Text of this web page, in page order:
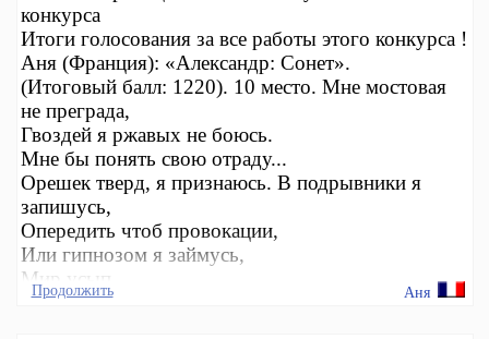
конкурса
Итоги голосования за все работы этого конкурса !
Аня (Франция): «Александр: Сонет».
(Итоговый балл: 1220). 10 место. Мне мостовая
не преграда,
Гвоздей я ржавых не боюсь.
Мне бы понять свою отраду...
Орешек тверд, я признаюсь. В подрывники я
запишусь,
Опередить чтоб провокации,
Или гипнозом я займусь,
Мир усып
Продолжить Аня